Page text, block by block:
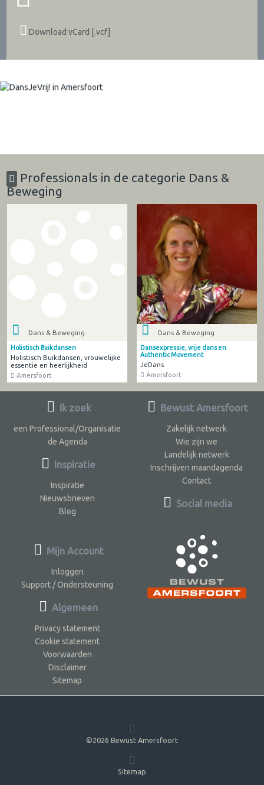
Download vCard [.vcf]
Professionals in de categorie Dans &
Beweging
Dans & Beweging
Holistisch Buikdansen
Holistisch Buikdansen, vrouwelijke
essentie en heerlijkheid
Amersfoort
Dans & Beweging
Dansexpressie, vrije dans en
Authentic Movement
JeDans
Amersfoort
Ik zoek
een Professional/Organisatie
de Agenda
Inspiratie
Inspiratie
Nieuwsbrieven
Blog
Bewust Amersfoort
Zakelijk netwerk
Wie zijn we
Landelijk netwerk
Inschrijven maandagenda
Contact
Social media
Mijn Account
Inloggen
Support / Ondersteuning
Algemeen
Privacy statement
Cookie statement
Voorwaarden
Disclaimer
Sitemap
©2026 Bewust Amersfoort
Sitemap